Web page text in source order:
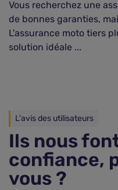
Vous recherchez une
de bonnes garanties,
L'assurance moto tiers
solution idéale ...
L'avis des utilisateurs
Ils nous
confiance,
vous ?